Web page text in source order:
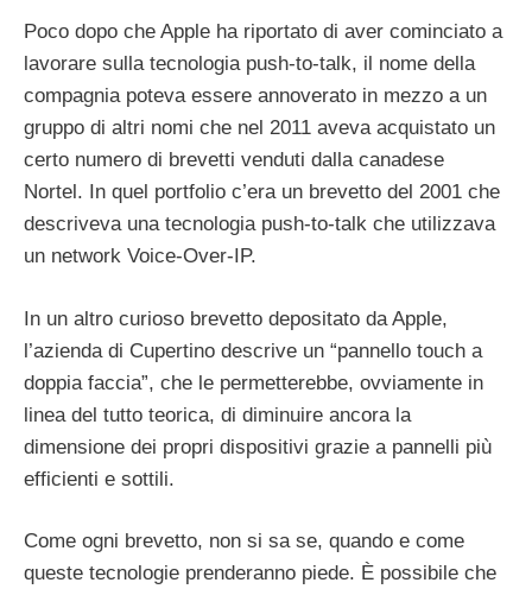
Poco dopo che Apple ha riportato di aver cominciato a
lavorare sulla tecnologia push-to-talk, il nome della
compagnia poteva essere annoverato in mezzo a un
gruppo di altri nomi che nel 2011 aveva acquistato un
certo numero di brevetti venduti dalla canadese
Nortel. In quel portfolio c’era un brevetto del 2001 che
descriveva una tecnologia push-to-talk che utilizzava
un network Voice-Over-IP.
In un altro curioso brevetto depositato da Apple,
l’azienda di Cupertino descrive un “pannello touch a
doppia faccia”, che le permetterebbe, ovviamente in
linea del tutto teorica, di diminuire ancora la
dimensione dei propri dispositivi grazie a pannelli più
efficienti e sottili.
Come ogni brevetto, non si sa se, quando e come
queste tecnologie prenderanno piede. È possibile che